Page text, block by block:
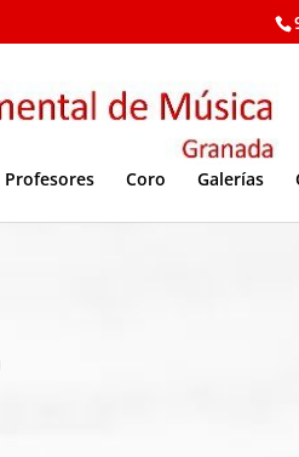
Profesores Coro Galerías